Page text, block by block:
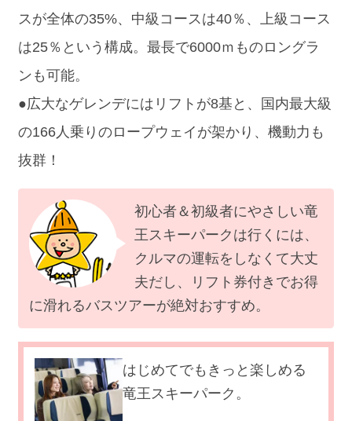
スが全体の35%、中級コースは40％、上級コース
は25％という構成。最長で6000ｍものロングラ
ンも可能。
●広大なゲレンデにはリフトが8基と、国内最大級
の166人乗りのロープウェイが架かり、機動力も
抜群！
初心者＆初級者にやさしい竜
王スキーパークは行くには、
クルマの運転をしなくて大丈
夫だし、リフト券付きでお得
に滑れるバスツアーが絶対おすすめ。
はじめてでもきっと楽しめる
竜王スキーパーク。